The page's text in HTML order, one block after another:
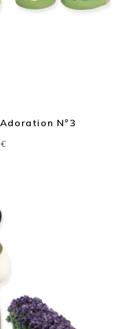
N°3